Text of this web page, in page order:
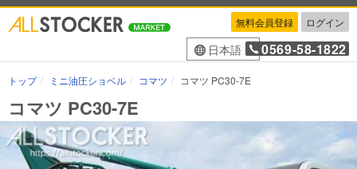
無料会員登録 ログイン
日本語 0569-58-1822
トップ ミニ油圧ショベル コマツ コマツ PC30-7E
コマツ PC30-7E